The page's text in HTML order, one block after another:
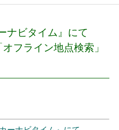
ナビタイム』にて
フライン地点検索」